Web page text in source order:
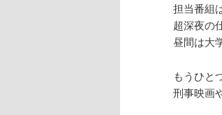
担当番組
超深夜の
昼間は大
もうひと
刑事映画